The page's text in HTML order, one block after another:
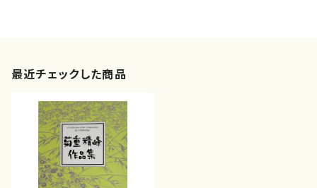
最近チェックした商品